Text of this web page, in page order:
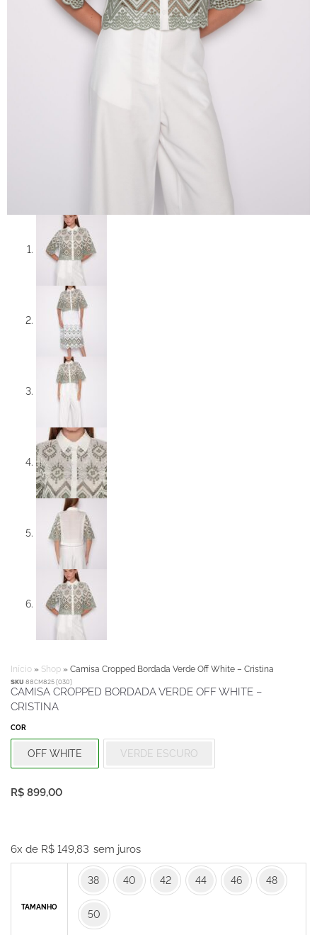
Início » Shop » Camisa Cropped Bordada Verde Off White – Cristina
SKU 88CM825 (030)
CAMISA CROPPED BORDADA VERDE OFF WHITE –
CRISTINA
COR
OFF WHITE VERDE ESCURO
R$ 899,00
6x de R$ 149,83 sem juros
TAMANHO
38 40 42 44 46 48
50
Cropped
Bordada